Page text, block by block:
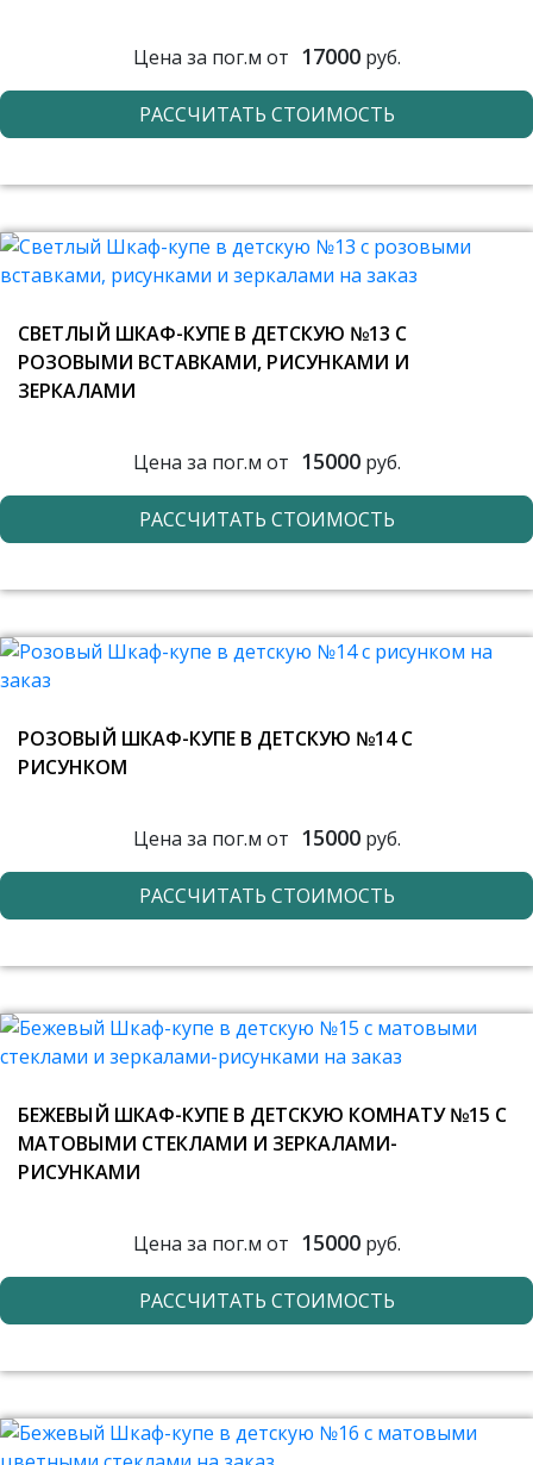
Цена за пог.м от 17000руб.
РАССЧИТАТЬ СТОИМОСТЬ
СВЕТЛЫЙ ШКАФ-КУПЕ В ДЕТСКУЮ №13 С
РОЗОВЫМИ ВСТАВКАМИ, РИСУНКАМИ И
ЗЕРКАЛАМИ
Цена за пог.м от 15000руб.
РАССЧИТАТЬ СТОИМОСТЬ
РОЗОВЫЙ ШКАФ-КУПЕ В ДЕТСКУЮ №14 С
РИСУНКОМ
Цена за пог.м от 15000руб.
РАССЧИТАТЬ СТОИМОСТЬ
БЕЖЕВЫЙ ШКАФ-КУПЕ В ДЕТСКУЮ КОМНАТУ №15 С
МАТОВЫМИ СТЕКЛАМИ И ЗЕРКАЛАМИ-
РИСУНКАМИ
Цена за пог.м от 15000руб.
РАССЧИТАТЬ СТОИМОСТЬ